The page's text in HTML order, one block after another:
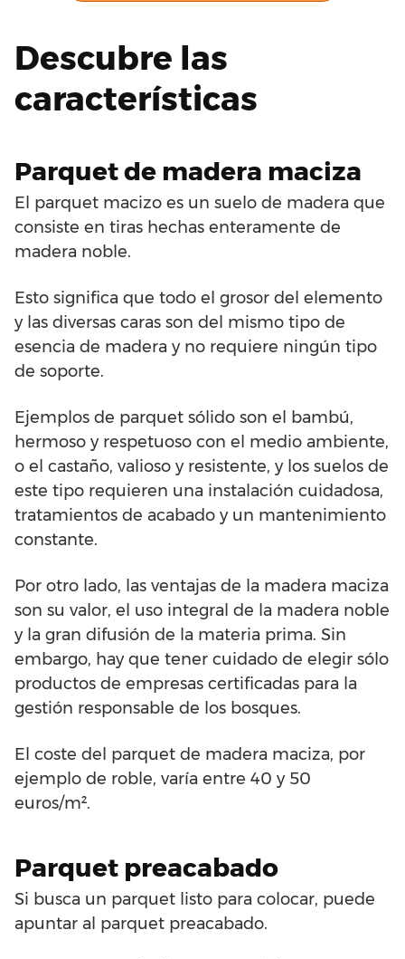
Descubre las
características
Parquet de madera maciza
El parquet macizo es un suelo de madera que
consiste en tiras hechas enteramente de
madera noble.
Esto significa que todo el grosor del elemento
y las diversas caras son del mismo tipo de
esencia de madera y no requiere ningún tipo
de soporte.
Ejemplos de parquet sólido son el bambú,
hermoso y respetuoso con el medio ambiente,
o el castaño, valioso y resistente, y los suelos de
este tipo requieren una instalación cuidadosa,
tratamientos de acabado y un mantenimiento
constante.
Por otro lado, las ventajas de la madera maciza
son su valor, el uso integral de la madera noble
y la gran difusión de la materia prima. Sin
embargo, hay que tener cuidado de elegir sólo
productos de empresas certificadas para la
gestión responsable de los bosques.
El coste del parquet de madera maciza, por
ejemplo de roble, varía entre 40 y 50
euros/m².
Parquet preacabado
Si busca un parquet listo para colocar, puede
apuntar al parquet preacabado.